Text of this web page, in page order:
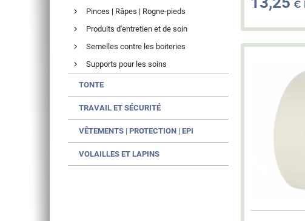
€
Pinces | Râpes | Rogne-pieds
Produits d'entretien et de soin
Semelles contre les boiteries
Supports pour les soins
TONTE
TRAVAIL ET SÉCURITÉ
VÊTEMENTS | PROTECTION | EPI
VOLAILLES ET LAPINS